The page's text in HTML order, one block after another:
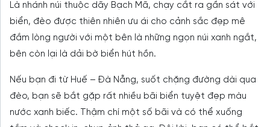
Là nhánh núi thuộc dãy Bạch Mã, chạy cắt ra gần sát với
biển, đèo được thiên nhiên ưu ái cho cảnh sắc đẹp mê
đắm lòng người với một bên là những ngọn núi xanh ngắt,
bên còn lại là dải bờ biển hút hồn.
Nếu bạn đi từ Huế – Đà Nẵng, suốt chặng đường dài qua
đèo, bạn sẽ bắt gặp rất nhiều bãi biển tuyệt đẹp màu
nước xanh biếc. Thậm chí một số bãi và có thể xuống